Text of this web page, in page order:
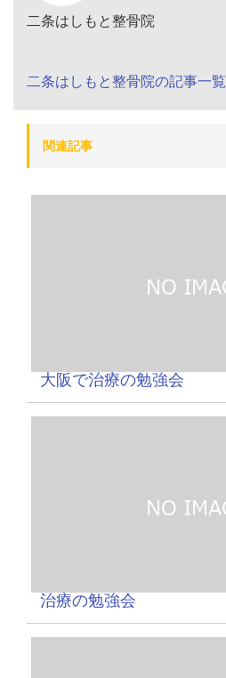
二条はしもと整骨院
二条はしもと整骨院の記事一覧
関連記事
大阪で治療の勉強会
治療の勉強会